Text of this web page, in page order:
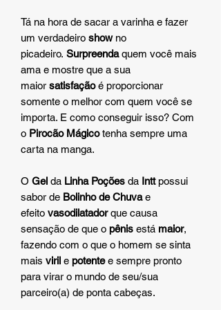
Tá na hora de sacar a varinha e fazer
um verdadeiro show no
picadeiro. Surpreendaquem você mais
ama e mostre que a sua
maior satisfaçãoé proporcionar
somente o melhor com quem você se
importa. E como conseguir isso? Com
o Pirocão Mágicotenha sempre uma
carta na manga.
O Gel da Linha Poções da Inttpossui
sabor de Bolinho de Chuvae
efeito vasodilatadorque causa
sensação de que o pênis está maior,
fazendo com o que o homem se sinta
mais viril e potentee sempre pronto
para virar o mundo de seu/sua
parceiro(a) de ponta cabeças.